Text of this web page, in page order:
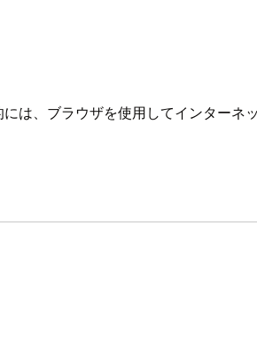
、ブラウザを使用してインターネ